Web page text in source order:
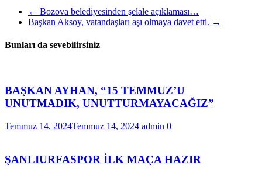
← Bozova belediyesinden şelale açıklaması…
Başkan Aksoy, vatandaşları aşı olmaya davet etti. →
Bunları da sevebilirsiniz
BAŞKAN AYHAN, “15 TEMMUZ’U
UNUTMADIK, UNUTTURMAYACAĞIZ”
Temmuz 14, 2024Temmuz 14, 2024 admin 0
ŞANLIURFASPOR İLK MAÇA HAZIR